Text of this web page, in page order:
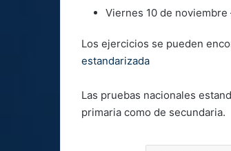
Viernes 10 de noviembre
Los ejercicios se pueden
estandarizada
Las pruebas nacionales
primaria como de secundaria.